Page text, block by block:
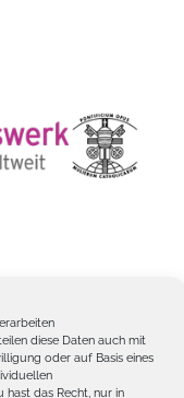
diese Daten auch mit
oder auf Basis eines
hast das Recht, nur in
der Frauen ©